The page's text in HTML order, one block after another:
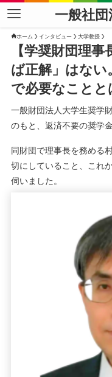
一般社
ホーム インタビュー 大学教授
【学奨財団理
ば正解」はない
で必要なことと
一般財団法人大学生奨学
のもと、返済不要の奨学
同財団で理事長を務める
切にしていること、これ
伺いました。